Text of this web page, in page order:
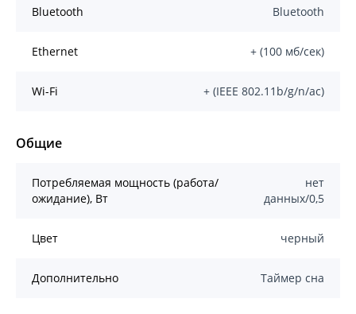
Bluetooth Bluetooth
Ethernet + (100 мб/сек)
Wi-Fi + (IEEE 802.11b/g/n/ас)
Общие
Потребляемая мощность (работа/
ожидание), Вт
нет
данных/0,5
Цвет черный
Дополнительно Таймер сна